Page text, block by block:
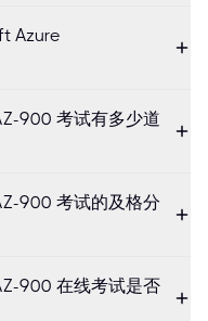
Azure
900 考试有多少道
900 考试的及格分
900 在线考试是否